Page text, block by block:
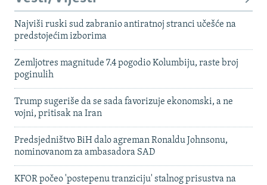
Najviši ruski sud zabranio antiratnoj stranci učešće na
predstojećim izborima
Zemljotres magnitude 7.4 pogodio Kolumbiju, raste broj
poginulih
Trump sugeriše da se sada favorizuje ekonomski, a ne
vojni, pritisak na Iran
Predsjedništvo BiH dalo agreman Ronaldu Johnsonu,
nominovanom za ambasadora SAD
KFOR počeo 'postepenu tranziciju' stalnog prisustva na